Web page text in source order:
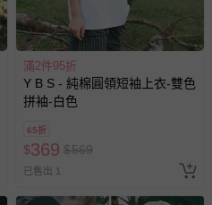
滿2件95折
Y B S - 純棉圓領短袖上衣-雙色
拼袖-白色
65折
$369 $569
已售出 1